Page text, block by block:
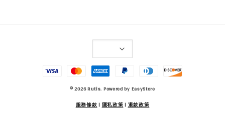
© 2026 Rutis. Powered by EasyStore
服務條款| 隱私政策| 退款政策